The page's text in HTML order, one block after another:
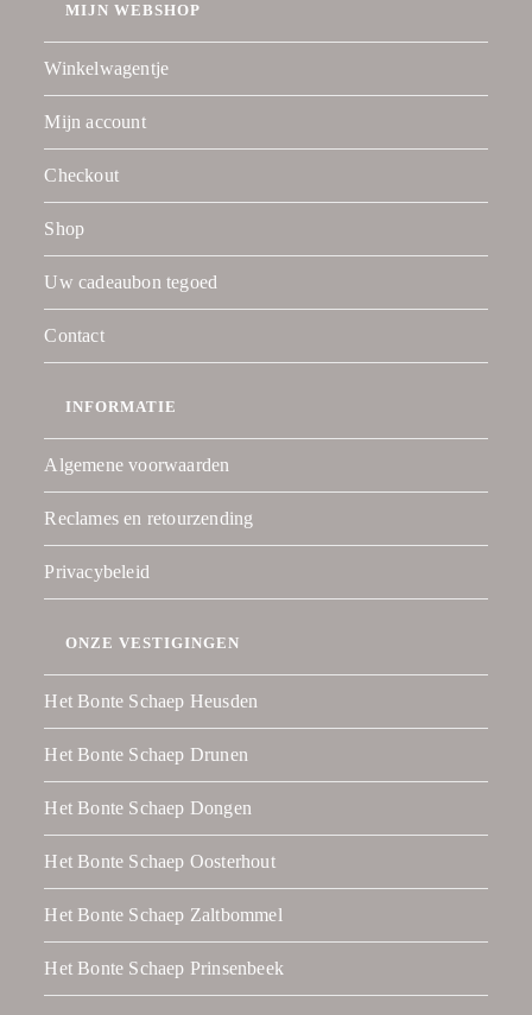
MIJN WEBSHOP
Winkelwagentje
Mijn account
Checkout
Shop
Uw cadeaubon tegoed
Contact
INFORMATIE
Algemene voorwaarden
Reclames en retourzending
Privacybeleid
ONZE VESTIGINGEN
Het Bonte Schaep Heusden
Het Bonte Schaep Drunen
Het Bonte Schaep Dongen
Het Bonte Schaep Oosterhout
Het Bonte Schaep Zaltbommel
Het Bonte Schaep Prinsenbeek